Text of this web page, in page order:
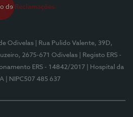
Odivelas
| Rua Pulido Valente, 39D,
2675-671 Odivelas
| Registo ERS -
ERS - 14842/2017
| Hospital da
| NIPC507 485 637